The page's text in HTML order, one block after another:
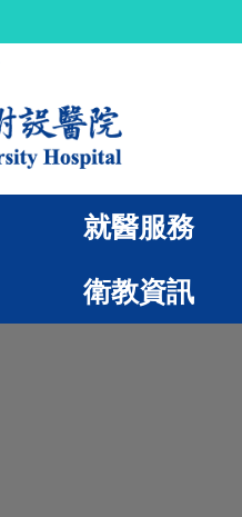
就醫服務
衛教資訊